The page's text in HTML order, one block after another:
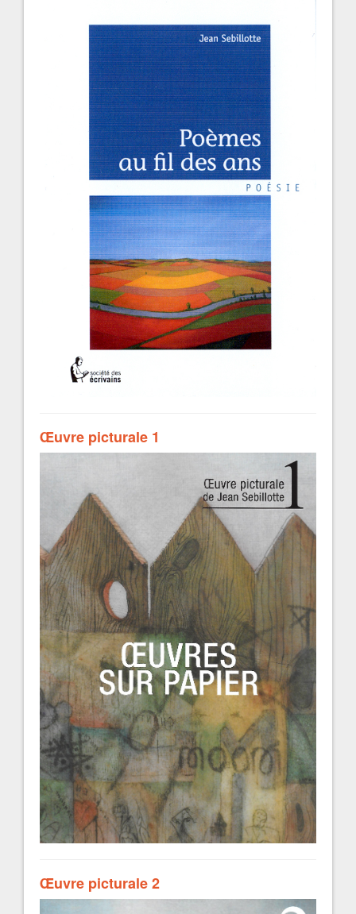
Œuvre picturale 1
Œuvre picturale 2